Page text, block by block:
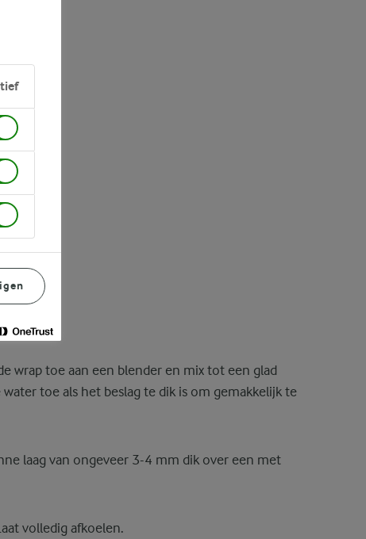
wrap toe aan een blender en mix tot een glad
toe als het beslag te dik is om gemakkelijk te
laag van ongeveer 3-4 mm dik over een met
volledig afkoelen.